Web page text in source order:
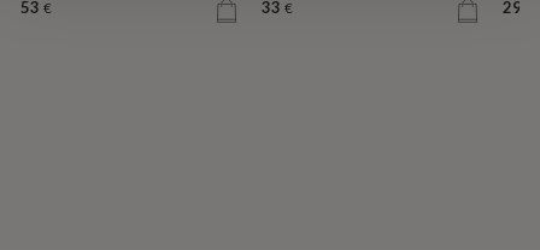
53 € 33 € 29